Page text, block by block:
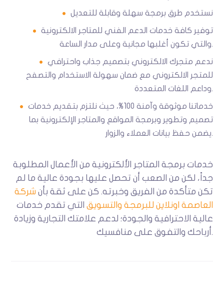
نستخدم طرق برمجة سهلة وقابلة للتعديل
توفير كافة خدمات الدعم الفني للمتاجر الالكترونية
والتي تكون أغلبها مجانية وعلى مدار الساعة.
ندعم متجرك الالكتروني بتصميم جذاب واحترافي
للمتجر الالكتروني مع ضمان سهولة الاستخدام والتصفح
وداعم اللغات المتعددة.
خدماتنا موثوقة وآمنة 100%، حيث نلتزم بتقديم خدمات
تصميم وتطوير وبرمجة المواقع والمتاجر الإلكترونية بما
يضمن حفظ بيانات العملاء والزوار.
خدمات برمجة المتاجر الألكترونية من الأعمال المطلوبة
جداً، لكن من الصعب أن تحصل عليها بجودة عالية ما لم
تكن متأكدة من الفريق وخبرته. كن على ثقة بأن شركة
العاصمة اونلاين للبرمجة والتسويق التي تقدم خدمات
عالية الاحترافية والجودة؛ لدعم علامتك التجارية وزيادة
أرباحك والتفوق على منافسيك.